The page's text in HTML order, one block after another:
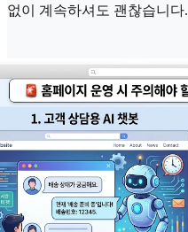
없이 계속하셔도 괜찮습니다.